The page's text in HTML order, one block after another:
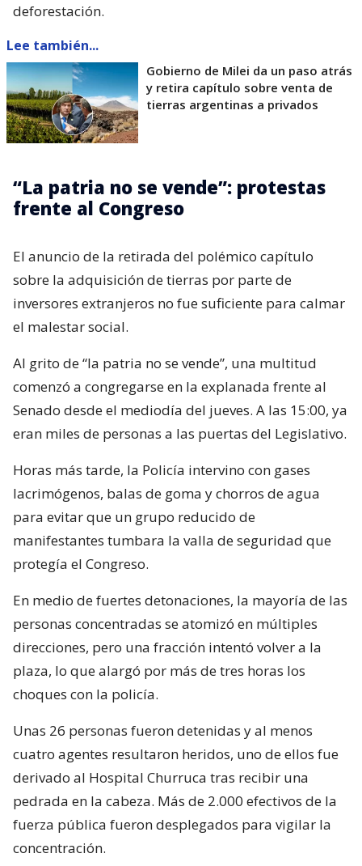
deforestación.
Lee también...
Gobierno de Milei da un paso atrás
y retira capítulo sobre venta de
tierras argentinas a privados
“La patria no se vende”: protestas
frente al Congreso
El anuncio de la retirada del polémico capítulo
sobre la adquisición de tierras por parte de
inversores extranjeros no fue suficiente para calmar
el malestar social.
Al grito de “la patria no se vende”, una multitud
comenzó a congregarse en la explanada frente al
Senado desde el mediodía del jueves. A las 15:00, ya
eran miles de personas a las puertas del Legislativo.
Horas más tarde, la Policía intervino con gases
lacrimógenos, balas de goma y chorros de agua
para evitar que un grupo reducido de
manifestantes tumbara la valla de seguridad que
protegía el Congreso.
En medio de fuertes detonaciones, la mayoría de las
personas concentradas se atomizó en múltiples
direcciones, pero una fracción intentó volver a la
plaza, lo que alargó por más de tres horas los
choques con la policía.
Unas 26 personas fueron detenidas y al menos
cuatro agentes resultaron heridos, uno de ellos fue
derivado al Hospital Churruca tras recibir una
pedrada en la cabeza. Más de 2.000 efectivos de la
fuerza pública fueron desplegados para vigilar la
concentración.